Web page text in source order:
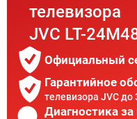
телевизора
JVC LT-
Официальный
Гарантийное
телевизора JVC до
Диагностика